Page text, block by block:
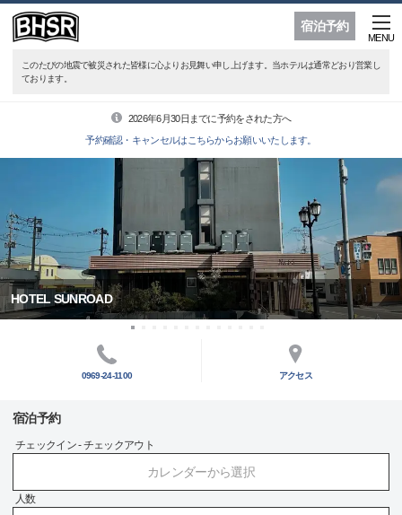
宿泊予約
MENU
このたびの地震で被災された皆様に心よりお見舞い申し上げます。当ホテルは通常どおり営業し
ております。
2026年6月30日までに予約をされた方へ
予約確認・キャンセルはこちらからお願いいたします。
HOTEL SUNROAD
0969-24-1100 アクセス
宿泊予約
チェックイン - チェックアウト
カレンダーから選択
人数